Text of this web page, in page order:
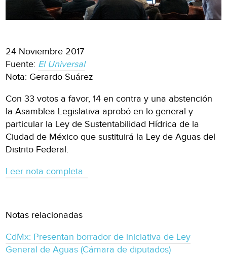
24 Noviembre 2017
Fuente: El Universal
Nota: Gerardo Suárez
Con 33 votos a favor, 14 en contra y una abstención
la Asamblea Legislativa aprobó en lo general y
particular la Ley de Sustentabilidad Hídrica de la
Ciudad de México que sustituirá la Ley de Aguas del
Distrito Federal.
Leer nota completa
Notas relacionadas
CdMx: Presentan borrador de iniciativa de Ley
General de Aguas (Cámara de diputados)